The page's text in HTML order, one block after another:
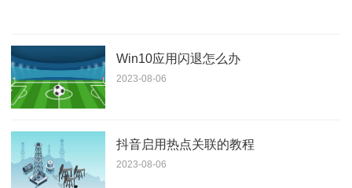
Win10应用闪退怎么办
2023-08-06
抖音启用热点关联的教程
2023-08-06